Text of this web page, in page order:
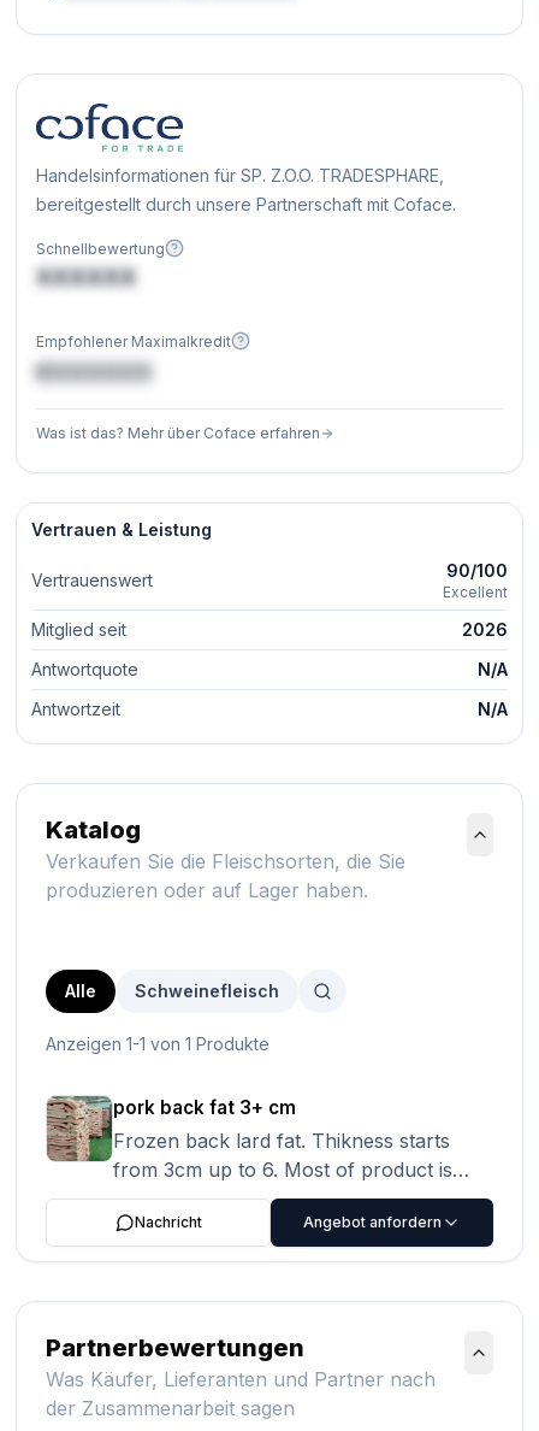
Katalog
Verkaufen Sie die Fleischsorten, die Sie
produzieren oder auf Lager haben.
Alle Schweinefleisch
Anzeigen 1-1 von 1 Produkte
pork back fat 3+ cm
Frozen back lard fat. Thikness starts
from 3cm up to 6. Most of product is
4cm
Nachricht Angebot anfordern
Handelsinformationen für SP. Z.O.O. TRADESPHARE,
bereitgestellt durch unsere Partnerschaft mit Coface.
Schnellbewertung
XXXXXX
Empfohlener Maximalkredit
€XXXXXX
Was ist das? Mehr über Coface erfahren
Vertrauen & Leistung
Vertrauenswert 90/100
Excellent
Mitglied seit
2026
Antwortquote
N/A
Antwortzeit
N/A
Partnerbewertungen
Was Käufer, Lieferanten und Partner nach
der Zusammenarbeit sagen